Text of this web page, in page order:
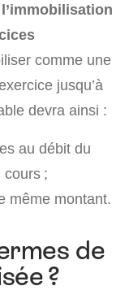
comme une
jusqu’à
devra ainsi :
au débit du
cours ;
même montant.
de
?